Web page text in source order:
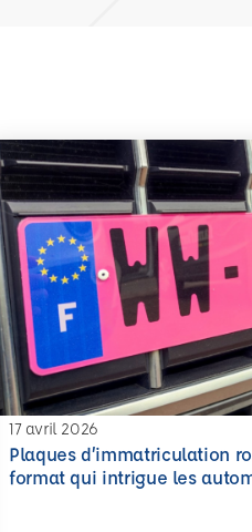
17 avril 2026
Plaques d’immatriculation
format qui intrigue les
savoir plus